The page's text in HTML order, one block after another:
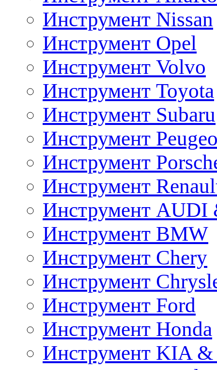
Инструмент Nissan
Инструмент Opel
Инструмент Volvo
Инструмент Toyota
Инструмент Subaru
Инструмент
Инструмент
Инструмент
Инструмент AUDI
Инструмент BMW
Инструмент Chery
Инструмент
Инструмент Ford
Инструмент Honda
Инструмент KIA